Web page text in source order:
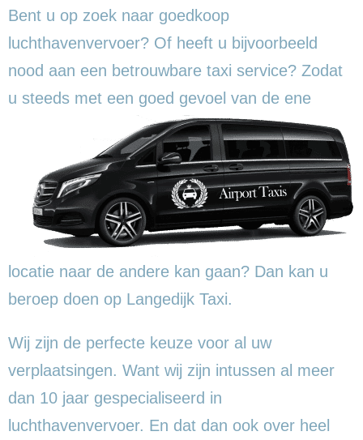
Bent u op zoek naar goedkoop
luchthavenvervoer? Of heeft u bijvoorbeeld
nood aan een betrouwbare taxi service? Zodat
u steeds met een goed gevoel van de ene
locatie naar de andere kan gaan? Dan kan u
beroep doen op Langedijk Taxi.
Wij zijn de perfecte keuze voor al uw
verplaatsingen. Want wij zijn intussen al meer
dan 10 jaar gespecialiseerd in
luchthavenvervoer. En dat dan ook over heel